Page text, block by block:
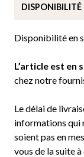
Disponibilité en
L’article est en
chez notre
Le délai de
informations qui
soient pas en
vous de la suite